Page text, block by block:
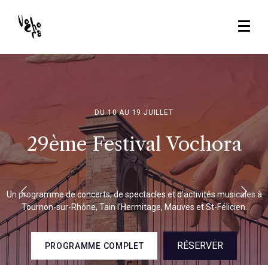
DU 10 AU 19 JUILLET
29ème Festival Vochora
Un programme de concerts, de spectacles et d'activités musicales à
Tournon-sur-Rhône, Tain l'Hermitage, Mauves et St-Félicien.
PROGRAMME COMPLET RÉSERVER